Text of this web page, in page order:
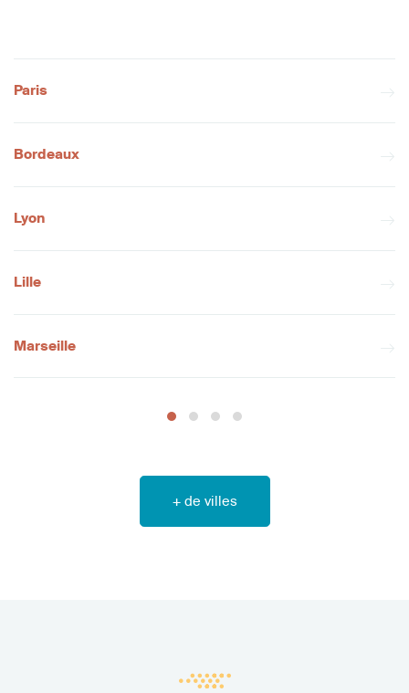
Paris
Bordeaux
Lyon
Lille
Marseille
+ de villes